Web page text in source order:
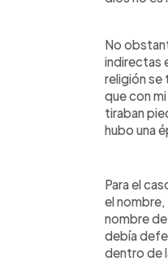
No
indirectas
religión se
que con
tiraban
hubo una
Para el
el
nombre
debía
dentro de